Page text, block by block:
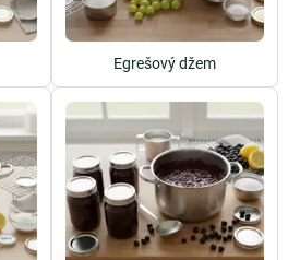
Egrešový džem